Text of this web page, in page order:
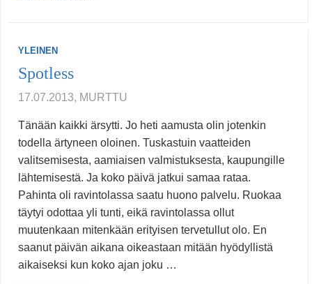
YLEINEN
Spotless
17.07.2013, MURTTU
Tänään kaikki ärsytti. Jo heti aamusta olin jotenkin
todella ärtyneen oloinen. Tuskastuin vaatteiden
valitsemisesta, aamiaisen valmistuksesta, kaupungille
lähtemisestä. Ja koko päivä jatkui samaa rataa.
Pahinta oli ravintolassa saatu huono palvelu. Ruokaa
täytyi odottaa yli tunti, eikä ravintolassa ollut
muutenkaan mitenkään erityisen tervetullut olo. En
saanut päivän aikana oikeastaan mitään hyödyllistä
aikaiseksi kun koko ajan joku …